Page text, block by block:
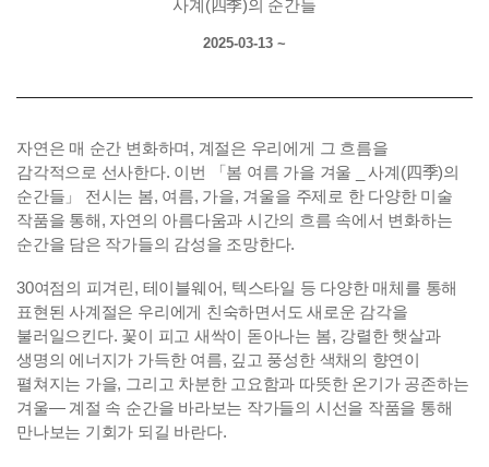
사계(四季)의 순간들
2025-03-13 ~
자연은 매 순간 변화하며, 계절은 우리에게 그 흐름을
감각적으로 선사한다. 이번 「봄 여름 가을 겨울 _ 사계(四季)의
순간들」 전시는 봄, 여름, 가을, 겨울을 주제로 한 다양한 미술
작품을 통해, 자연의 아름다움과 시간의 흐름 속에서 변화하는
순간을 담은 작가들의 감성을 조망한다.
30여점의 피겨린, 테이블웨어, 텍스타일 등 다양한 매체를 통해
표현된 사계절은 우리에게 친숙하면서도 새로운 감각을
불러일으킨다. 꽃이 피고 새싹이 돋아나는 봄, 강렬한 햇살과
생명의 에너지가 가득한 여름, 깊고 풍성한 색채의 향연이
펼쳐지는 가을, 그리고 차분한 고요함과 따뜻한 온기가 공존하는
겨울— 계절 속 순간을 바라보는 작가들의 시선을 작품을 통해
만나보는 기회가 되길 바란다.